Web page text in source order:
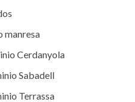
manresa
Cerdanyola
Sabadell
Terrassa